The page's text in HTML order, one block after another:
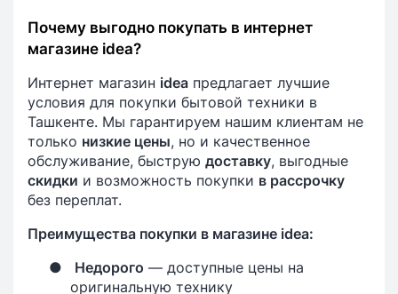
Почему выгодно покупать в интернет
магазине idea?
Интернет магазин idea предлагает лучшие
условия для покупки бытовой техники в
Ташкенте. Мы гарантируем нашим клиентам не
только низкие цены, но и качественное
обслуживание, быструю доставку, выгодные
скидки и возможность покупки в рассрочку
без переплат.
Преимущества покупки в магазине idea:
●
Недорого — доступные цены на
оригинальную технику